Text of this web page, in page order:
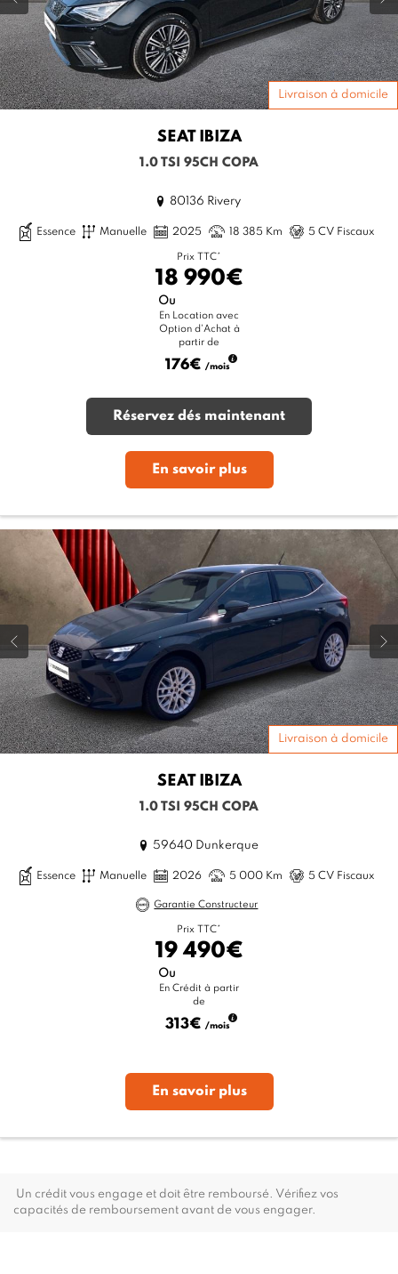
Livraison à domicile
SEAT IBIZA
1.0 TSI 95CH COPA
80136 Rivery
Essence Manuelle 2025 18 385 Km 5 CV Fiscaux
Prix TTC*
18 990€
Ou
En Location avec
Option d'Achat à
partir de
176€ /mois
Réservez dés maintenant
En savoir plus
Livraison à domicile
SEAT IBIZA
1.0 TSI 95CH COPA
59640 Dunkerque
Essence Manuelle 2026 5 000 Km 5 CV Fiscaux
Garantie Constructeur
Prix TTC*
19 490€
Ou
En Crédit à partir
de
313€ /mois
En savoir plus
Un crédit vous engage et doit être remboursé. Vérifiez vos
capacités de remboursement avant de vous engager.